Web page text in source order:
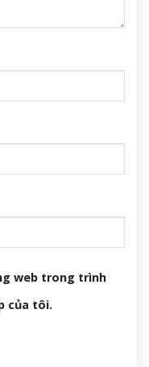
web trong trình
của tôi.